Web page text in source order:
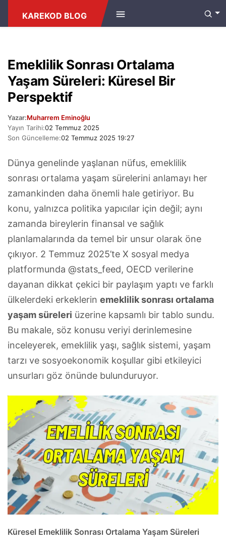
KAREKOD BLOG
Emeklilik Sonrası Ortalama
Yaşam Süreleri: Küresel Bir
Perspektif
Yazar:Muharrem Eminoğlu
Yayın Tarihi:02 Temmuz 2025
Son Güncelleme:02 Temmuz 2025 19:27
Dünya genelinde yaşlanan nüfus, emeklilik
sonrası ortalama yaşam sürelerini anlamayı her
zamankinden daha önemli hale getiriyor. Bu
konu, yalnızca politika yapıcılar için değil; aynı
zamanda bireylerin finansal ve sağlık
planlamalarında da temel bir unsur olarak öne
çıkıyor. 2 Temmuz 2025’te X sosyal medya
platformunda @stats_feed, OECD verilerine
dayanan dikkat çekici bir paylaşım yaptı ve farklı
ülkelerdeki erkeklerin emeklilik sonrası ortalama
yaşam süreleri üzerine kapsamlı bir tablo sundu.
Bu makale, söz konusu veriyi derinlemesine
inceleyerek, emeklilik yaşı, sağlık sistemi, yaşam
tarzı ve sosyoekonomik koşullar gibi etkileyici
unsurları göz önünde bulunduruyor.
Küresel Emeklilik Sonrası Ortalama Yaşam Süreleri